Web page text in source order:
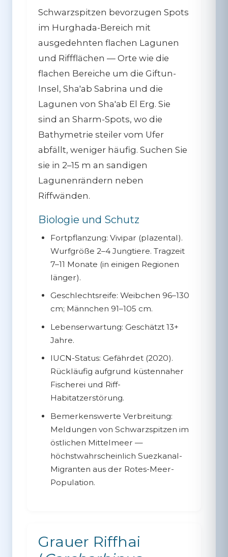
Schwarzspitzen bevorzugen Spots
im Hurghada-Bereich mit
ausgedehnten flachen Lagunen
und Riffflächen — Orte wie die
flachen Bereiche um die Giftun-
Insel, Sha'ab Sabrina und die
Lagunen von Sha'ab El Erg. Sie
sind an Sharm-Spots, wo die
Bathymetrie steiler vom Ufer
abfällt, weniger häufig. Suchen Sie
sie in 2–15 m an sandigen
Lagunenrändern neben
Riffwänden.
Biologie und Schutz
Fortpflanzung: Vivipar (plazental).
Wurfgröße 2–4 Jungtiere. Tragzeit
7–11 Monate (in einigen Regionen
länger).
Geschlechtsreife: Weibchen 96–130
cm; Männchen 91–105 cm.
Lebenserwartung: Geschätzt 13+
Jahre.
IUCN-Status: Gefährdet (2020).
Rückläufig aufgrund küstennaher
Fischerei und Riff-
Habitatzerstörung.
Bemerkenswerte Verbreitung:
Meldungen von Schwarzspitzen im
östlichen Mittelmeer —
höchstwahrscheinlich Suezkanal-
Migranten aus der Rotes-Meer-
Population.
Grauer Riffhai